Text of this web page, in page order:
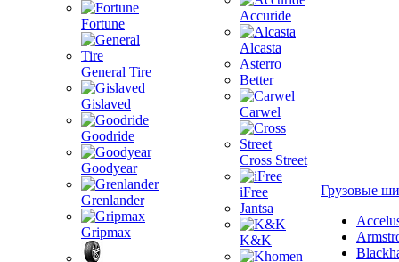
Fortune
General Tire
Gislaved
Goodride
Goodyear
Grenlander
Gripmax
Accuride
Alcasta
Asterro
Better
Carwel
Cross Street
iFree
Jantsa
K&K
Грузовые